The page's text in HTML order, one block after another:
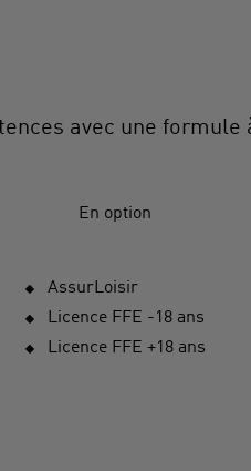
avec une formule
En option
AssurLoisir
Licence FFE -18 ans
Licence FFE +18 ans